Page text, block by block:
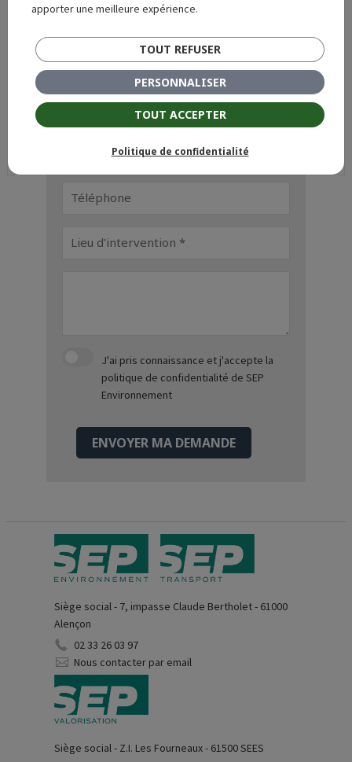
J'ai pris connaissance et j'accepte la
politique de confidentialité de SEP
Environnement
ENVOYER MA DEMANDE
Siège social - 7, impasse Claude Bertholet - 61000
Alençon
02 33 26 03 97
Nous contacter par email
Siège social - Z.I. Les Fourneaux - 61500 SEES
apporter une meilleure expérience.
TOUT ACCEPTER
TOUT REFUSER
PERSONNALISER
Politique de confidentialité